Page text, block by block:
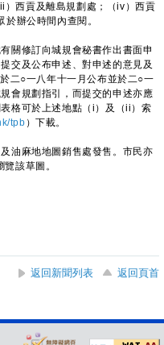
西貢及離島規劃處；（iv）西貢
辦公時間內查閱。
修訂向城規會秘書作出書面申
交及公布申述、對申述的意見及
二○一八年十一月公布並於二○一
會規劃指引，而提交的申述亦應
格可於上述地點（i）及（ii）索
tpb ）下載。
麻地地圖銷售處發售。市民亦
覽該草圖。
返回新聞列表
返回頁首